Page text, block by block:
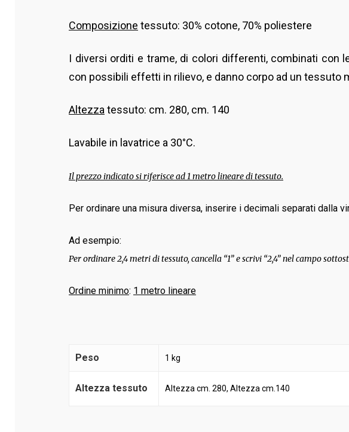
Composizione tessuto: 30% cotone, 70% poliestere
I diversi orditi e trame, di colori differenti, combinati con
con possibili effetti in rilievo, e danno corpo ad un tessuto
Altezza tessuto: cm. 280, cm. 140
Lavabile in lavatrice a 30°C.
Il prezzo indicato si riferisce ad 1 metro lineare di tessuto.
Per ordinare una misura diversa, inserire i decimali separati dalla
Ad esempio:
Per ordinare 2,4 metri di tessuto, cancella “1” e scrivi “2,4” nel campo
Ordine minimo: 1 metro lineare
Peso 1 kg
Altezza tessuto Altezza cm. 280, Altezza cm.140